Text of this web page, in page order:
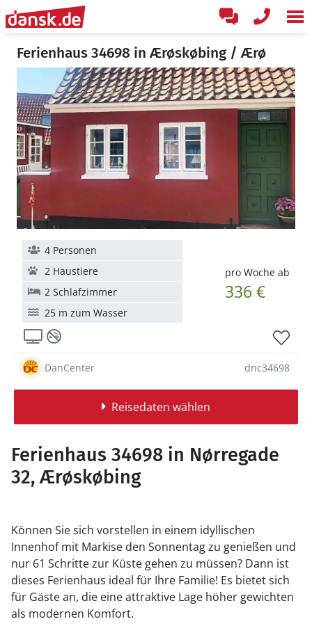
Ferienhaus 34698 in Ærøskøbing / Ærø
pro Woche ab
336 €
4 Personen
2 Haustiere
2 Schlafzimmer
25 m zum Wasser
DanCenter dnc34698
Reisedaten wählen
Ferienhaus 34698 in Nørregade
32, Ærøskøbing
Können Sie sich vorstellen in einem idyllischen
Innenhof mit Markise den Sonnentag zu genießen und
nur 61 Schritte zur Küste gehen zu müssen? Dann ist
dieses Ferienhaus ideal für Ihre Familie! Es bietet sich
für Gäste an, die eine attraktive Lage höher gewichten
als modernen Komfort.